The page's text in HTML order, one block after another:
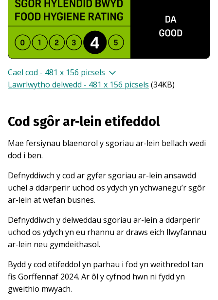
Cael cod - 481 x 156 picsels
Lawrlwytho delwedd - 481 x 156 picsels (34KB)
Cod sgôr ar-lein etifeddol
Mae fersiynau blaenorol y sgoriau ar-lein bellach wedi
dod i ben.
Defnyddiwch y cod ar gyfer sgoriau ar-lein ansawdd
uchel a ddarperir uchod os ydych yn ychwanegu’r sgôr
ar-lein at wefan busnes.
Defnyddiwch y delweddau sgoriau ar-lein a ddarperir
uchod os ydych yn eu rhannu ar draws eich llwyfannau
ar-lein neu gymdeithasol.
Bydd y cod etifeddol yn parhau i fod yn weithredol tan
fis Gorffennaf 2024. Ar ôl y cyfnod hwn ni fydd yn
gweithio mwyach.